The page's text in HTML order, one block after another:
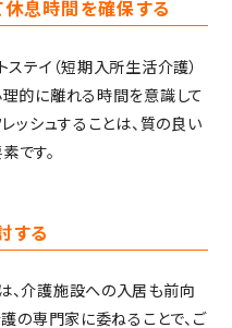
息時間を確保する
ステイ（短期入所生活介護）
理的に離れる時間を意識して
ッシュすることは、質の良い
です。
する
、介護施設への入居も前向
の専門家に委ねることで、ご